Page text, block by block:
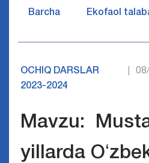
Barcha Ekofaol
OCHIQ DARSLAR
2023-2024
Mavzu:
yillarda